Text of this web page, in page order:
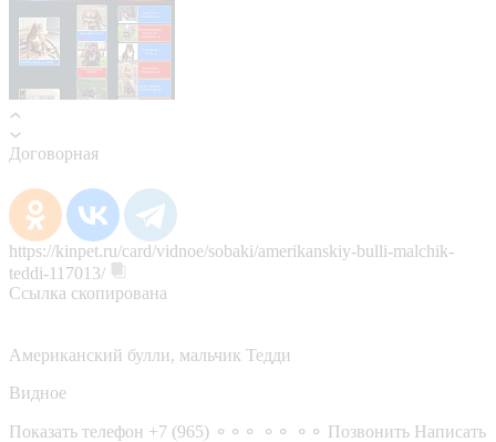
Договорная
https://kinpet.ru/card/vidnoe/sobaki/amerikanskiy-bulli-malchik-
teddi-117013/
Ссылка скопирована
Американский булли, мальчик Тедди
Видное
Показать телефон +7 (965) ⚬⚬⚬ ⚬⚬ ⚬⚬ Позвонить Написать